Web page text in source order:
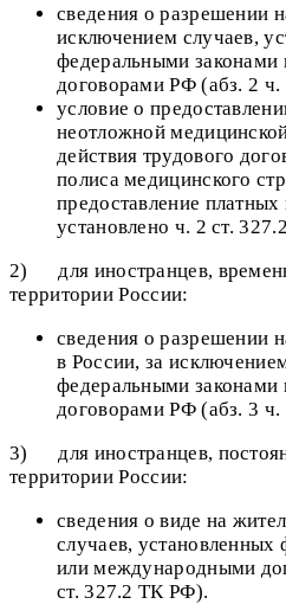
сведения о разрешении
исключением случаев,
федеральными
договорами РФ (абз. 2
условие о
неотложной
действия трудового
полиса медицинского
предоставление платных
установлено ч. 2 ст.
2) для иностранцев,
территории России:
сведения о разрешении
в России, за
федеральными
договорами РФ (абз. 3
3) для иностранцев,
территории России:
сведения о виде на
случаев,
или международными
ст. 327.2 ТК РФ).